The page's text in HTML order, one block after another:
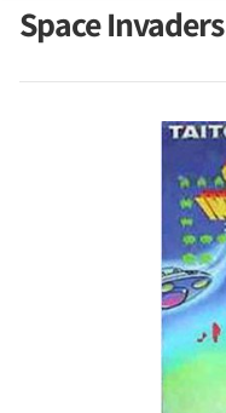
Space Invaders